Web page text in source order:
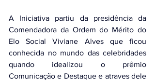
A Iniciativa partiu da presidência da
Comendadora da Ordem do Mérito do
Elo Social Viviane Alves que ficou
conhecida no mundo das celebridades
quando idealizou o prêmio
Comunicação e Destaque e atraves dele